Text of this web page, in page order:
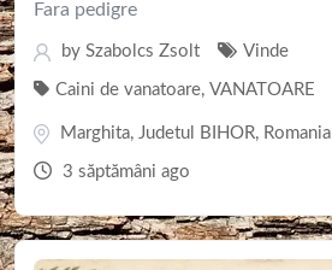
Fara pedigre
by Szabolcs Zsolt Vinde
Caini de vanatoare, VANATOARE
Marghita, Judetul BIHOR, Romania
3 săptămâni ago